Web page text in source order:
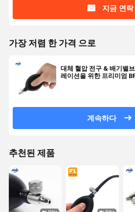
지금 연락
가장 저렴 한 가격 으로
대체 혈압 전구 & 배기밸
레이션을 위한 프리미엄
계속하다
추천된 제품